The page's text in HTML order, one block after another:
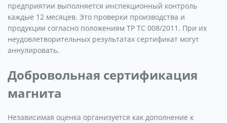
предприятии выполняется инспекционный контроль
каждые 12 месяцев. Это проверки производства и
продукции согласно положениям ТР ТС 008/2011. При их
неудовлетворительных результатах сертификат могут
аннулировать.
Добровольная сертификация
магнита
Независимая оценка организуется как дополнение к